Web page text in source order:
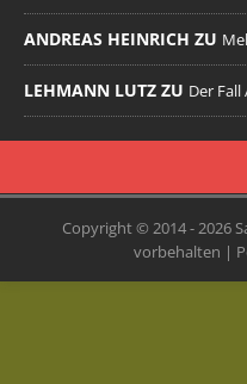
ANDREAS HEINRICH ZU
LEHMANN LUTZ ZU Der
Copyright © 2014 - 2026
vorbehalten |